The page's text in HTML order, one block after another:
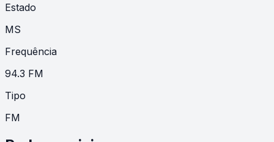
Estado
MS
Frequência
94.3 FM
Tipo
FM